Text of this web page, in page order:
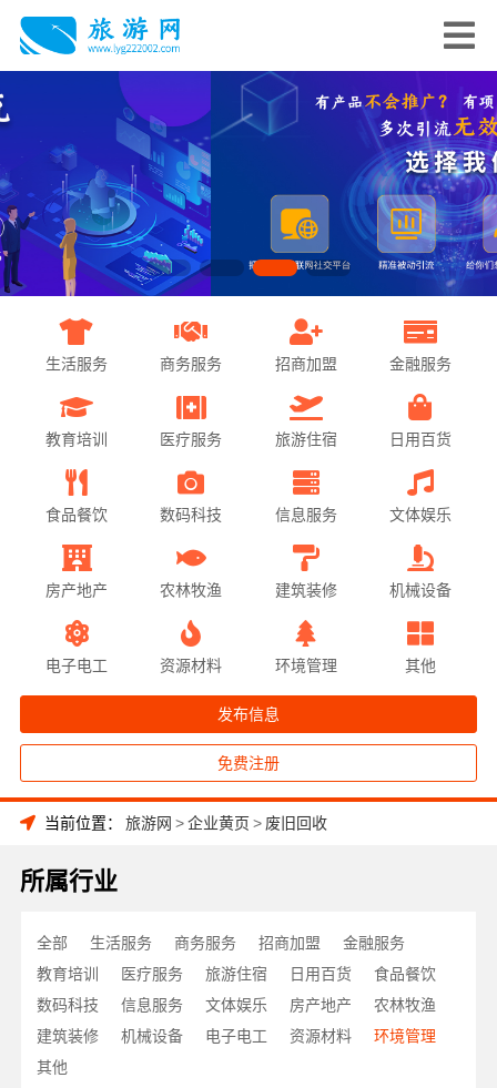
生活服务 商务服务 招商加盟 金融服务
教育培训 医疗服务 旅游住宿 日用百货
食品餐饮 数码科技 信息服务 文体娱乐
房产地产 农林牧渔 建筑装修 机械设备
电子电工 资源材料 环境管理 其他
发布信息
免费注册
当前位置： 旅游网 >企业黄页 > 废旧回收
所属行业
全部 生活服务 商务服务 招商加盟
金融服务
教育培训
医疗服务 旅游住宿 日用百货
食品餐饮
数码科技
信息服务 文体娱乐 房产地产
农林牧渔
建筑装修
机械设备 电子电工 资源材料
环境管理
其他